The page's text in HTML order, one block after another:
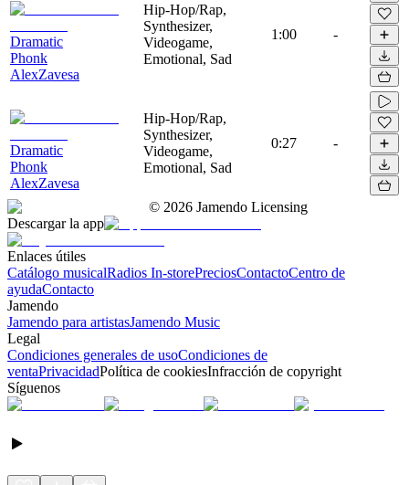
Dramatic
Phonk
AlexZavesa
Hip-Hop/Rap,
Synthesizer,
Videogame,
Emotional, Sad
1:00 -
Dramatic
Phonk
AlexZavesa
Hip-Hop/Rap,
Synthesizer,
Videogame,
Emotional, Sad
0:27 -
© 2026 Jamendo Licensing
Descargar la app
Enlaces útiles
Catálogo musicalRadios In-storePreciosContactoCentro de
ayudaContacto
Jamendo
Jamendo para artistasJamendo Music
Legal
Condiciones generales de usoCondiciones de
ventaPrivacidadPolítica de cookiesInfracción de copyright
Síguenos